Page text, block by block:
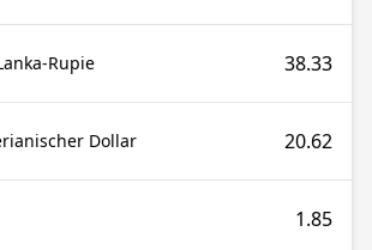
Rupie 38.33
Dollar 20.62
1.85